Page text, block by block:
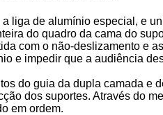
liga de alumínio especial, e
do quadro da cama do
com o não-deslizamento e
e impedir que a audiência
do guia da dupla camada e
dos suportes. Através do
em ordem.